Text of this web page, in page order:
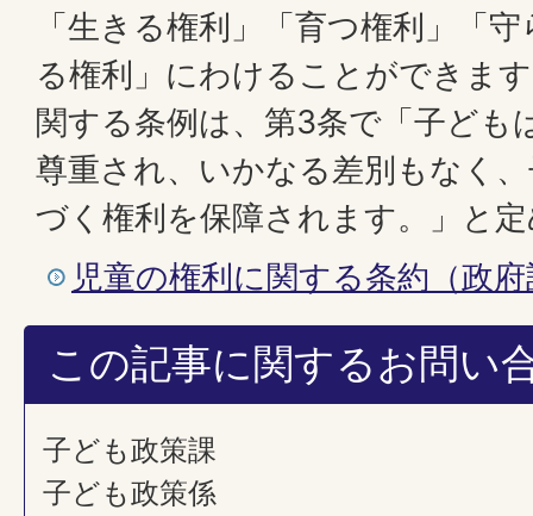
「生きる権利」「育つ権利」「
る権利」にわけることができま
関する条例は、第3条で「子ども
尊重され、いかなる差別もなく
づく権利を保障されます。」と
児童の権利に関する条約（政
この記事に関するお問い
子ども政策課
子ども政策係